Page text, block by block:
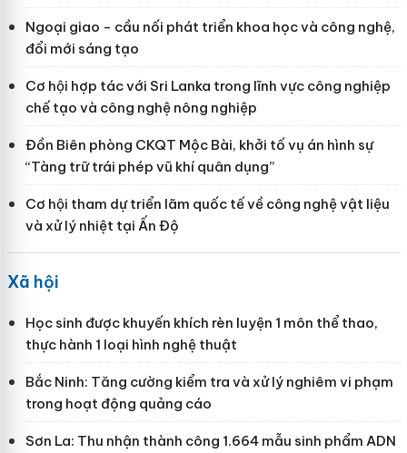
Ngoại giao - cầu nối phát triển khoa học và công nghệ,
đổi mới sáng tạo
Cơ hội hợp tác với Sri Lanka trong lĩnh vực công nghiệp
chế tạo và công nghệ nông nghiệp
Đồn Biên phòng CKQT Mộc Bài, khởi tố vụ án hình sự
“Tàng trữ trái phép vũ khí quân dụng”
Cơ hội tham dự triển lãm quốc tế về công nghệ vật liệu
và xử lý nhiệt tại Ấn Độ
Xã hội
Học sinh được khuyến khích rèn luyện 1 môn thể thao,
thực hành 1 loại hình nghệ thuật
Bắc Ninh: Tăng cường kiểm tra và xử lý nghiêm vi phạm
trong hoạt động quảng cáo
Sơn La: Thu nhận thành công 1.664 mẫu sinh phẩm ADN